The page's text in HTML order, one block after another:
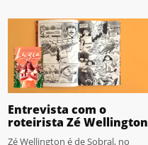
Entrevista com o
roteirista Zé Wellington
Zé Wellington é de Sobral, no